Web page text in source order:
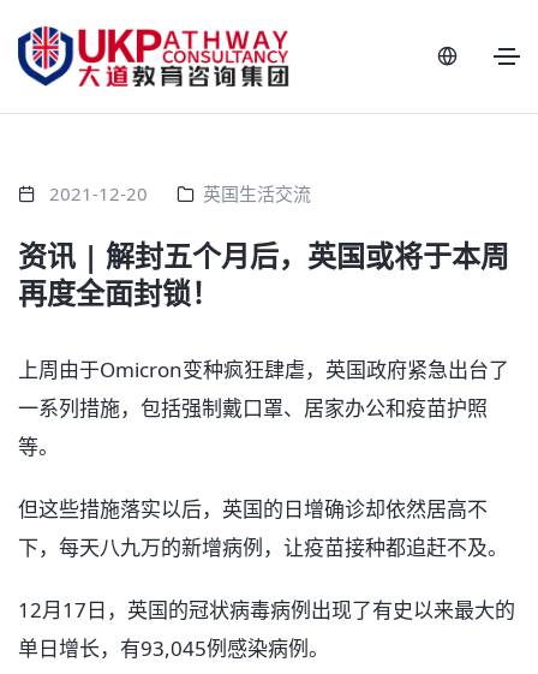
2021-12-20 英国生活交流
资讯 | 解封五个月后，英国或将于本周
再度全面封锁！
上周由于Omicron变种疯狂肆虐，英国政府紧急出台了
一系列措施，包括强制戴口罩、居家办公和疫苗护照
等。
但这些措施落实以后，英国的日增确诊却依然居高不
下，每天八九万的新增病例，让疫苗接种都追赶不及。
12月17日，英国的冠状病毒病例出现了有史以来最大的
单日增长，有93,045例感染病例。